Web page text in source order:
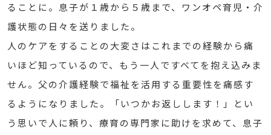
ることに。息子が１歳から５歳まで、ワンオペ育児・介
護状態の日々を送りました。
人のケアをすることの大変さはこれまでの経験から痛
いほど知っているので、もう一人ですべてを抱え込みま
せん。父の介護経験で福祉を活用する重要性を痛感す
るようになりました。「いつかお返しします！」とい
う思いで人に頼り、療育の専門家に助けを求めて、息子